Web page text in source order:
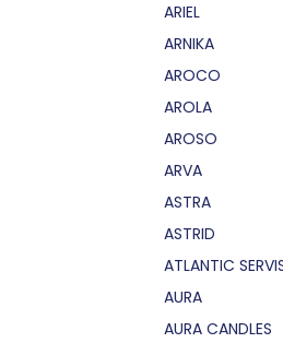
ARIEL
ARNIKA
AROCO
AROLA
AROSO
ARVA
ASTRA
ASTRID
ATLANTIC
AURA
AURA CANDLES